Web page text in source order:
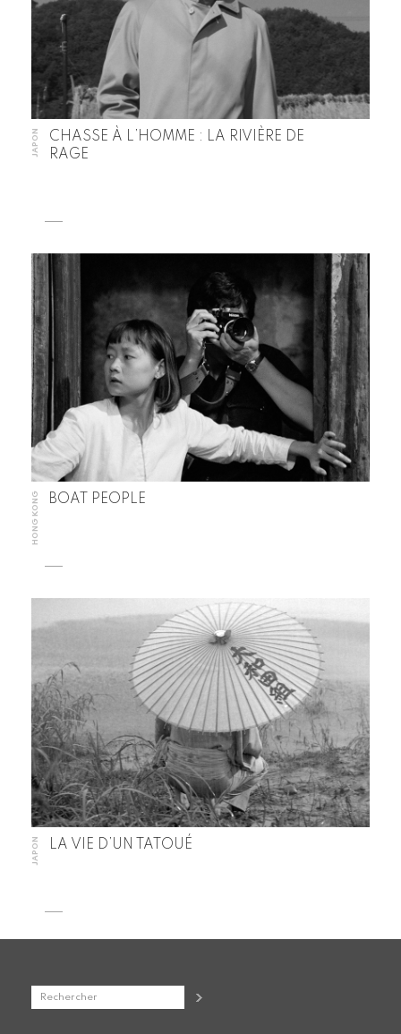
JAPON
CHASSE À L’HOMME : LA RIVIÈRE DE
RAGE
HONG KONG BOAT PEOPLE
JAPON LA VIE D’UN TATOUÉ